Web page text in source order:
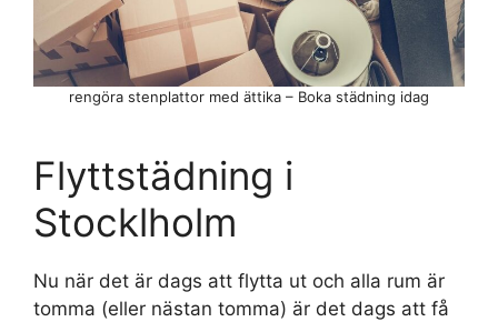
Flyttstädning i
Stocklholm
Nu när det är dags att flytta ut och alla rum är
tomma (eller nästan tomma) är det dags att få
rengöra stenplattor med ättika – Boka städning idag